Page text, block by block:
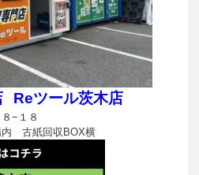
Reツール茨木店
−１８
古紙回収BOX横